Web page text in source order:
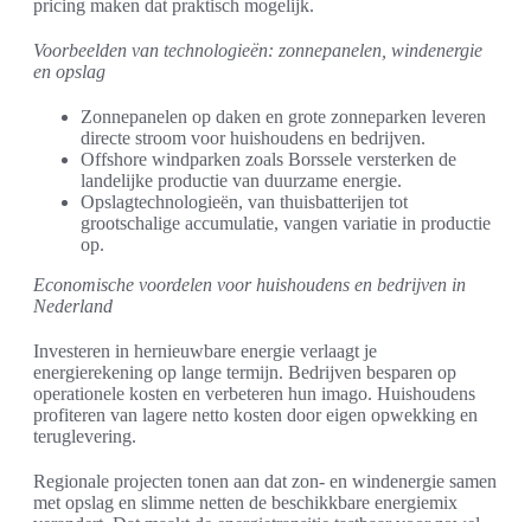
pricing maken dat praktisch mogelijk.
Voorbeelden van technologieën: zonnepanelen, windenergie
en opslag
Zonnepanelen op daken en grote zonneparken leveren
directe stroom voor huishoudens en bedrijven.
Offshore windparken zoals Borssele versterken de
landelijke productie van duurzame energie.
Opslagtechnologieën, van thuisbatterijen tot
grootschalige accumulatie, vangen variatie in productie
op.
Economische voordelen voor huishoudens en bedrijven in
Nederland
Investeren in hernieuwbare energie verlaagt je
energierekening op lange termijn. Bedrijven besparen op
operationele kosten en verbeteren hun imago. Huishoudens
profiteren van lagere netto kosten door eigen opwekking en
teruglevering.
Regionale projecten tonen aan dat zon- en windenergie samen
met opslag en slimme netten de beschikkbare energiemix